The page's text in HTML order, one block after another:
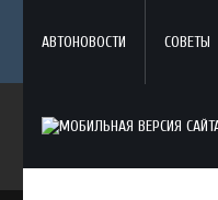
АВТОНОВОСТИ СОВЕТЫ